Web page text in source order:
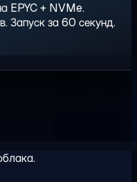
EPYC + NVMe.
Запуск за 60 секунд.